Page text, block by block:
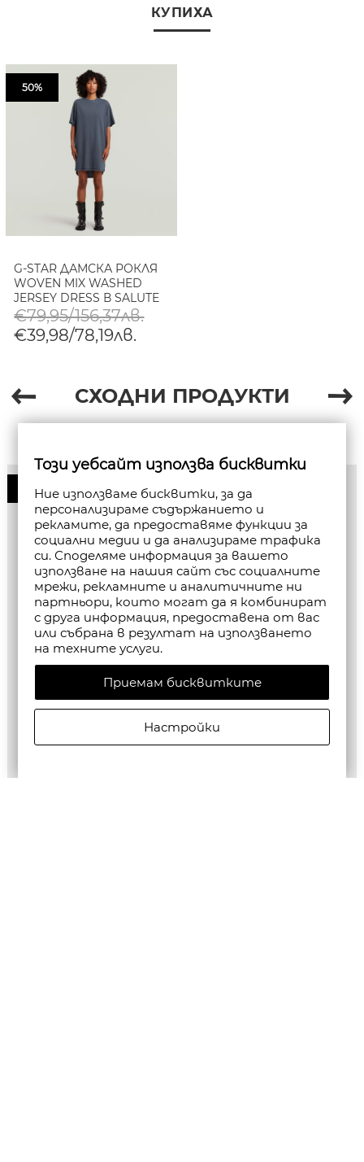
КУПИХА
50%
G-STAR ДАМСКА РОКЛЯ
WOVEN MIX WASHED
JERSEY DRESS В SALUTE
GD
€79,95/156,37лв.
€39,98/78,19лв.
СХОДНИ ПРОДУКТИ
50%
Този уебсайт използва бисквитки
Ние използваме бисквитки, за да
персонализираме съдържанието и
рекламите, да предоставяме функции за
социални медии и да анализираме трафика
си. Споделяме информация за вашето
използване на нашия сайт със социалните
мрежи, рекламните и аналитичните ни
партньори, които могат да я комбинират
с друга информация, предоставена от вас
или събрана в резултат на използването
на техните услуги.
Приемам бисквитките
Настройки